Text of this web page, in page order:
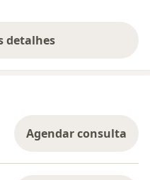
detalhes
a experiência
Agendar consulta